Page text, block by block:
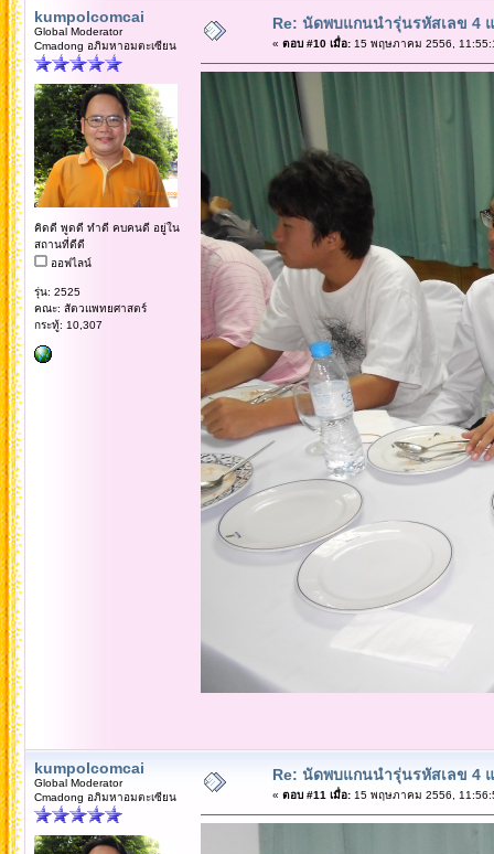
kumpolcomcai
Global Moderator
Cmadong อภิมหาอมตะเซียน
คิดดี พูดดี ทำดี คบคนดี อยู่ใน
สถานที่ดีดี
ออฟไลน์
รุ่น: 2525
คณะ: สัตวแพทยศาสตร์
กระทู้: 10,307
Re: นัดพบแกนนำรุ่นรหัสเลข 4
« ตอบ #10 เมื่อ:15 พฤษภาคม 2556,
kumpolcomcai
Global Moderator
Cmadong อภิมหาอมตะเซียน
Re: นัดพบแกนนำรุ่นรหัสเลข 4
« ตอบ #11 เมื่อ:15 พฤษภาคม 2556,